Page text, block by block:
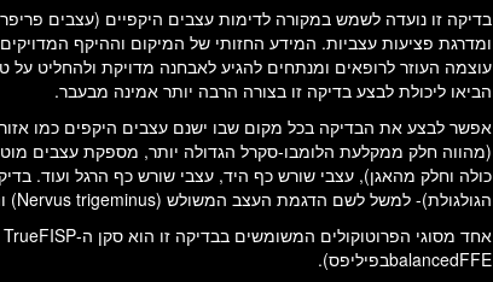
בדיקה זו נועדה לשמש במקורה לדימות עצבים היקפיים (עצבים
עוצמה העוזר לרופאים ומנתחים להגיע לאבחנה מדויקת ולהחליט על
הביאו ליכולת לבצע בדיקה זו בצורה הרבה יותר אמינה מבעבר.
אפשר לבצע את הבדיקה בכל מקום שבו ישנם עצבים היקפים כמו
(מהווה חלק ממקלעת הלומבו-סקרל הגדולה יותר, מספקת עצבים
הגולגולת)- למשל לשם הדגמת העצב המשולש (Nervus trigeminus) והיא אפשרית גם לשימושים נוספים.
balancedFFEבפיליפס).